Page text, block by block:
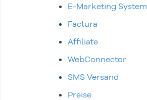
E-Marketing System
Factura
Affiliate
WebConnector
SMS Versand
Preise